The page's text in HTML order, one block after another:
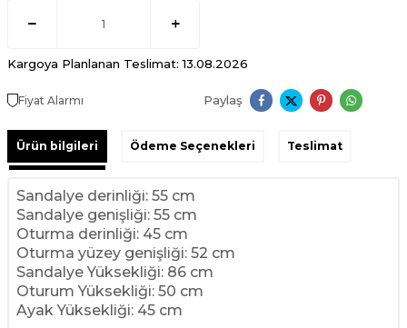
Kargoya Planlanan Teslimat: 13.08.2026
Fiyat Alarmı Paylaş
Ürün bilgileri Ödeme Seçenekleri Teslimat
Sandalye derinliği: 55 cm
Sandalye genişliği: 55 cm
Oturma derinliği: 45 cm
Oturma yüzey genişliği: 52 cm
Sandalye Yüksekliği: 86 cm
Oturum Yüksekliği: 50 cm
Ayak Yüksekliği: 45 cm